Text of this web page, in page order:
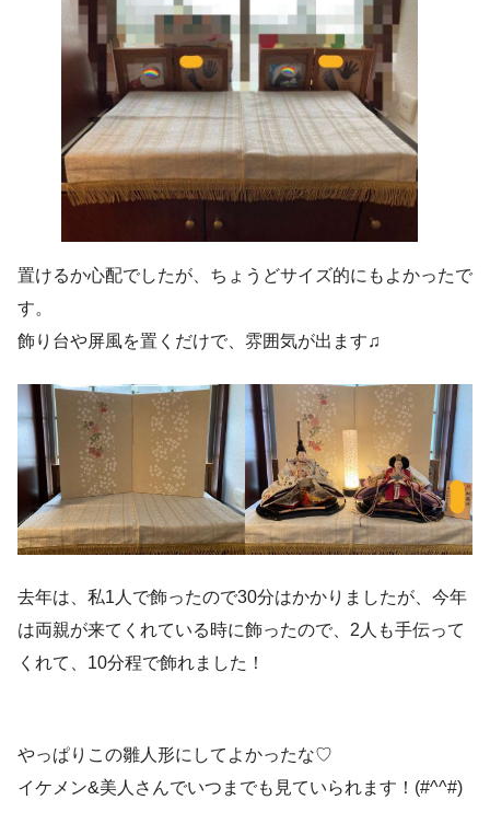
置けるか心配でしたが、ちょうどサイズ的にもよかったで
す。
飾り台や屏風を置くだけで、雰囲気が出ます♫
去年は、私1人で飾ったので30分はかかりましたが、今年
は両親が来てくれている時に飾ったので、2人も手伝って
くれて、10分程で飾れました！
やっぱりこの雛人形にしてよかったな♡
イケメン&美人さんでいつまでも見ていられます！(#^^#)